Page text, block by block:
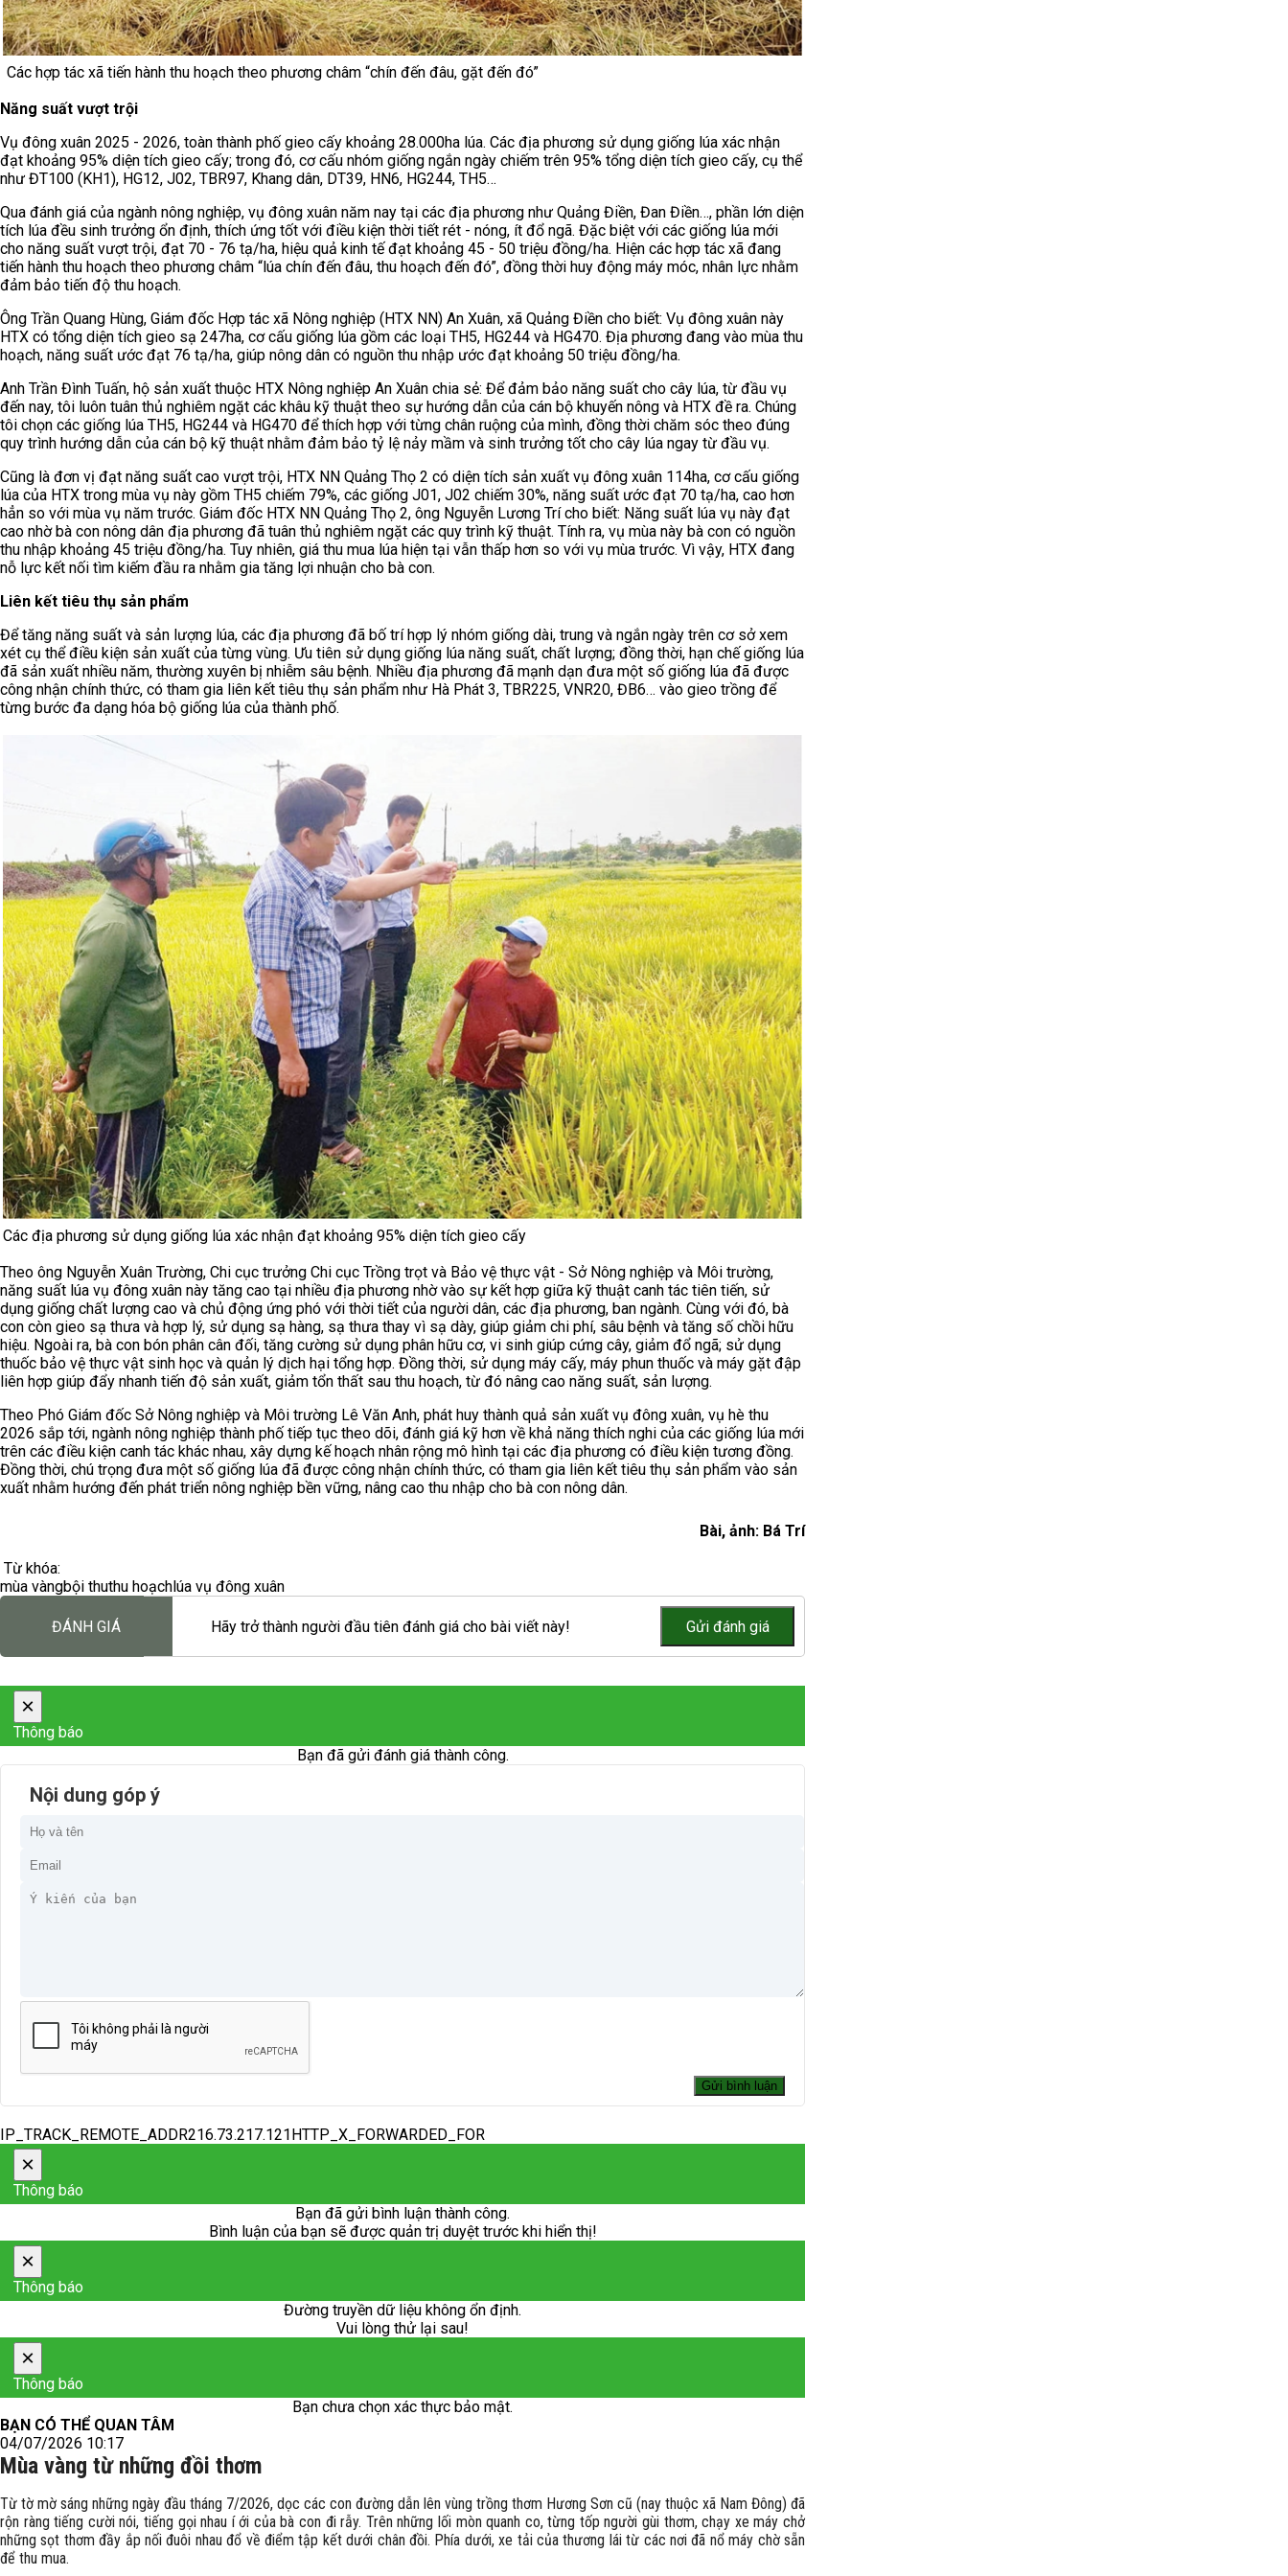
Các hợp tác xã tiến hành thu hoạch theo phương châm “chín đến đâu, gặt đến đó”
Năng suất vượt trội
Vụ đông xuân 2025 - 2026, toàn thành phố gieo cấy khoảng 28.000ha lúa. Các địa phương sử dụng giống lúa xác nhận
đạt khoảng 95% diện tích gieo cấy; trong đó, cơ cấu nhóm giống ngắn ngày chiếm trên 95% tổng diện tích gieo cấy, cụ thể
như ĐT100 (KH1), HG12, J02, TBR97, Khang dân, DT39, HN6, HG244, TH5…
Qua đánh giá của ngành nông nghiệp, vụ đông xuân năm nay tại các địa phương như Quảng Điền, Đan Điền…, phần lớn diện
tích lúa đều sinh trưởng ổn định, thích ứng tốt với điều kiện thời tiết rét - nóng, ít đổ ngã. Đặc biệt với các giống lúa mới
cho năng suất vượt trội, đạt 70 - 76 tạ/ha, hiệu quả kinh tế đạt khoảng 45 - 50 triệu đồng/ha. Hiện các hợp tác xã đang
tiến hành thu hoạch theo phương châm “lúa chín đến đâu, thu hoạch đến đó”, đồng thời huy động máy móc, nhân lực nhằm
đảm bảo tiến độ thu hoạch.
Ông Trần Quang Hùng, Giám đốc Hợp tác xã Nông nghiệp (HTX NN) An Xuân, xã Quảng Điền cho biết: Vụ đông xuân này
HTX có tổng diện tích gieo sạ 247ha, cơ cấu giống lúa gồm các loại TH5, HG244 và HG470. Địa phương đang vào mùa thu
hoạch, năng suất ước đạt 76 tạ/ha, giúp nông dân có nguồn thu nhập ước đạt khoảng 50 triệu đồng/ha.
Anh Trần Đình Tuấn, hộ sản xuất thuộc HTX Nông nghiệp An Xuân chia sẻ: Để đảm bảo năng suất cho cây lúa, từ đầu vụ
đến nay, tôi luôn tuân thủ nghiêm ngặt các khâu kỹ thuật theo sự hướng dẫn của cán bộ khuyến nông và HTX đề ra. Chúng
tôi chọn các giống lúa TH5, HG244 và HG470 để thích hợp với từng chân ruộng của mình, đồng thời chăm sóc theo đúng
quy trình hướng dẫn của cán bộ kỹ thuật nhằm đảm bảo tỷ lệ nảy mầm và sinh trưởng tốt cho cây lúa ngay từ đầu vụ.
Cũng là đơn vị đạt năng suất cao vượt trội, HTX NN Quảng Thọ 2 có diện tích sản xuất vụ đông xuân 114ha, cơ cấu giống
lúa của HTX trong mùa vụ này gồm TH5 chiếm 79%, các giống J01, J02 chiếm 30%, năng suất ước đạt 70 tạ/ha, cao hơn
hẳn so với mùa vụ năm trước. Giám đốc HTX NN Quảng Thọ 2, ông Nguyễn Lương Trí cho biết: Năng suất lúa vụ này đạt
cao nhờ bà con nông dân địa phương đã tuân thủ nghiêm ngặt các quy trình kỹ thuật. Tính ra, vụ mùa này bà con có nguồn
thu nhập khoảng 45 triệu đồng/ha. Tuy nhiên, giá thu mua lúa hiện tại vẫn thấp hơn so với vụ mùa trước. Vì vậy, HTX đang
nỗ lực kết nối tìm kiếm đầu ra nhằm gia tăng lợi nhuận cho bà con.
Liên kết tiêu thụ sản phẩm
Để tăng năng suất và sản lượng lúa, các địa phương đã bố trí hợp lý nhóm giống dài, trung và ngắn ngày trên cơ sở xem
xét cụ thể điều kiện sản xuất của từng vùng. Ưu tiên sử dụng giống lúa năng suất, chất lượng; đồng thời, hạn chế giống lúa
đã sản xuất nhiều năm, thường xuyên bị nhiễm sâu bệnh. Nhiều địa phương đã mạnh dạn đưa một số giống lúa đã được
công nhận chính thức, có tham gia liên kết tiêu thụ sản phẩm như Hà Phát 3, TBR225, VNR20, ĐB6… vào gieo trồng để
từng bước đa dạng hóa bộ giống lúa của thành phố.
Các địa phương sử dụng giống lúa xác nhận đạt khoảng 95% diện tích gieo cấy
Theo ông Nguyễn Xuân Trường, Chi cục trưởng Chi cục Trồng trọt và Bảo vệ thực vật - Sở Nông nghiệp và Môi trường,
năng suất lúa vụ đông xuân này tăng cao tại nhiều địa phương nhờ vào sự kết hợp giữa kỹ thuật canh tác tiên tiến, sử
dụng giống chất lượng cao và chủ động ứng phó với thời tiết của người dân, các địa phương, ban ngành. Cùng với đó, bà
con còn gieo sạ thưa và hợp lý, sử dụng sạ hàng, sạ thưa thay vì sạ dày, giúp giảm chi phí, sâu bệnh và tăng số chồi hữu
hiệu. Ngoài ra, bà con bón phân cân đối, tăng cường sử dụng phân hữu cơ, vi sinh giúp cứng cây, giảm đổ ngã; sử dụng
thuốc bảo vệ thực vật sinh học và quản lý dịch hại tổng hợp. Đồng thời, sử dụng máy cấy, máy phun thuốc và máy gặt đập
liên hợp giúp đẩy nhanh tiến độ sản xuất, giảm tổn thất sau thu hoạch, từ đó nâng cao năng suất, sản lượng.
Theo Phó Giám đốc Sở Nông nghiệp và Môi trường Lê Văn Anh, phát huy thành quả sản xuất vụ đông xuân, vụ hè thu
2026 sắp tới, ngành nông nghiệp thành phố tiếp tục theo dõi, đánh giá kỹ hơn về khả năng thích nghi của các giống lúa mới
trên các điều kiện canh tác khác nhau, xây dựng kế hoạch nhân rộng mô hình tại các địa phương có điều kiện tương đồng.
Đồng thời, chú trọng đưa một số giống lúa đã được công nhận chính thức, có tham gia liên kết tiêu thụ sản phẩm vào sản
xuất nhằm hướng đến phát triển nông nghiệp bền vững, nâng cao thu nhập cho bà con nông dân.
Bài, ảnh: Bá Trí
Từ khóa:
mùa vàngbội thuthu hoạchlúa vụ đông xuân
ĐÁNH GIÁ Hãy trở thành người đầu tiên đánh giá cho bài viết này!
×
Thông báo
Bạn đã gửi đánh giá thành công.
Nội dung góp ý
IP_TRACK_REMOTE_ADDR216.73.217.121HTTP_X_FORWARDED_FOR
×
Thông báo
Bạn đã gửi bình luận thành công.
Bình luận của bạn sẽ được quản trị duyệt trước khi hiển thị!
×
Thông báo
Đường truyền dữ liệu không ổn định.
Vui lòng thử lại sau!
×
Thông báo
Bạn chưa chọn xác thực bảo mật.
BẠN CÓ THỂ QUAN TÂM
04/07/2026 10:17
Mùa vàng từ những đồi thơm
Từ tờ mờ sáng những ngày đầu tháng 7/2026, dọc các con đường dẫn lên vùng trồng thơm Hương Sơn cũ (nay thuộc xã Nam Đông) đã
rộn ràng tiếng cười nói, tiếng gọi nhau í ới của bà con đi rẫy. Trên những lối mòn quanh co, từng tốp người gùi thơm, chạy xe máy chở
những sọt thơm đầy ắp nối đuôi nhau đổ về điểm tập kết dưới chân đồi. Phía dưới, xe tải của thương lái từ các nơi đã nổ máy chờ sẵn
để thu mua.